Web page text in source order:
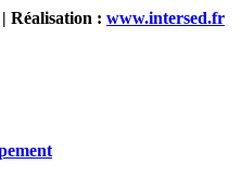
Réalisation : www.intersed.fr